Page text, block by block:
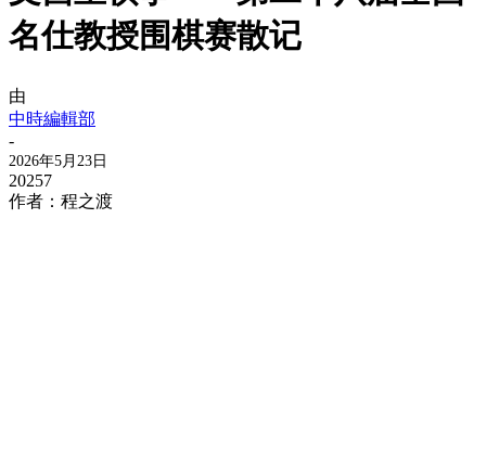
名仕教授围棋赛散记
由
中時編輯部
-
2026年5月23日
20257
作者：程之渡